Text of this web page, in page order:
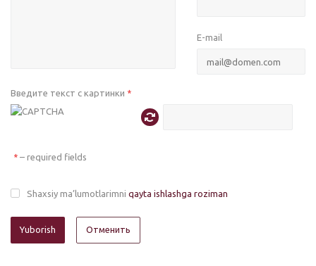
E-mail
Введите текст с картинки *
* – required fields
Shaxsiy ma’lumotlarimni qayta ishlashga roziman
Отменить